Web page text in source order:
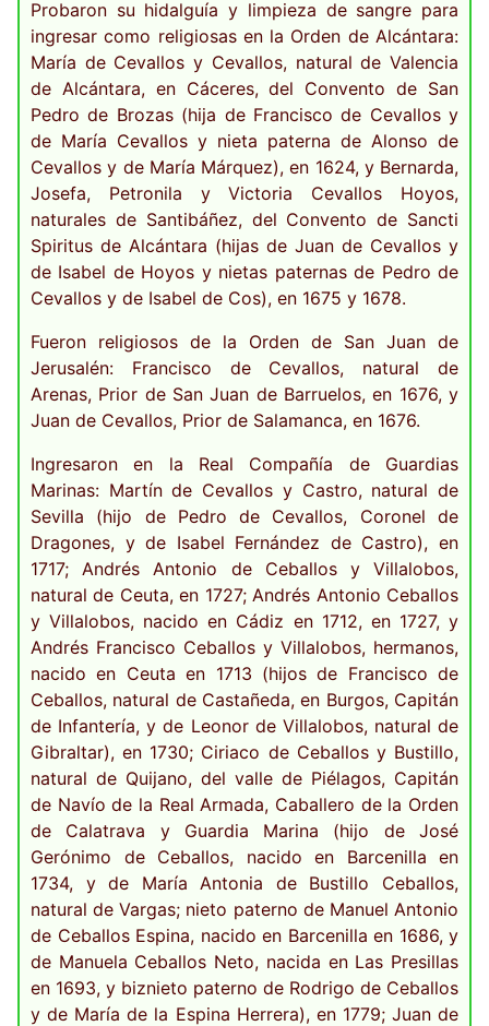
Probaron su hidalguía y limpieza de sangre para
ingresar como religiosas en la Orden de Alcántara:
María de Cevallos y Cevallos, natural de Valencia
de Alcántara, en Cáceres, del Convento de San
Pedro de Brozas (hija de Francisco de Cevallos y
de María Cevallos y nieta paterna de Alonso de
Cevallos y de María Márquez), en 1624, y Bernarda,
Josefa, Petronila y Victoria Cevallos Hoyos,
naturales de Santibáñez, del Convento de Sancti
Spiritus de Alcántara (hijas de Juan de Cevallos y
de Isabel de Hoyos y nietas paternas de Pedro de
Cevallos y de Isabel de Cos), en 1675 y 1678.
Fueron religiosos de la Orden de San Juan de
Jerusalén: Francisco de Cevallos, natural de
Arenas, Prior de San Juan de Barruelos, en 1676, y
Juan de Cevallos, Prior de Salamanca, en 1676.
Ingresaron en la Real Compañía de Guardias
Marinas: Martín de Cevallos y Castro, natural de
Sevilla (hijo de Pedro de Cevallos, Coronel de
Dragones, y de Isabel Fernández de Castro), en
1717; Andrés Antonio de Ceballos y Villalobos,
natural de Ceuta, en 1727; Andrés Antonio Ceballos
y Villalobos, nacido en Cádiz en 1712, en 1727, y
Andrés Francisco Ceballos y Villalobos, hermanos,
nacido en Ceuta en 1713 (hijos de Francisco de
Ceballos, natural de Castañeda, en Burgos, Capitán
de Infantería, y de Leonor de Villalobos, natural de
Gibraltar), en 1730; Ciriaco de Ceballos y Bustillo,
natural de Quijano, del valle de Piélagos, Capitán
de Navío de la Real Armada, Caballero de la Orden
de Calatrava y Guardia Marina (hijo de José
Gerónimo de Ceballos, nacido en Barcenilla en
1734, y de María Antonia de Bustillo Ceballos,
natural de Vargas; nieto paterno de Manuel Antonio
de Ceballos Espina, nacido en Barcenilla en 1686, y
de Manuela Ceballos Neto, nacida en Las Presillas
en 1693, y biznieto paterno de Rodrigo de Ceballos
y de María de la Espina Herrera), en 1779; Juan de